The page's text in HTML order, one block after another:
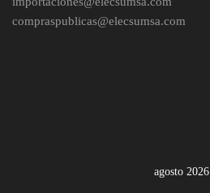
compraspublicas@elecsumsa.com
agosto 2026